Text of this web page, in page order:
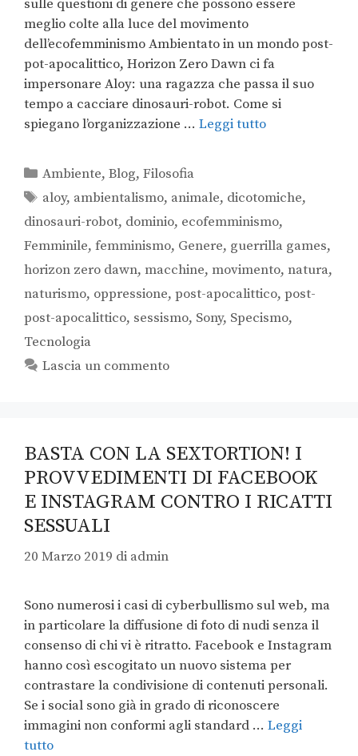
sulle questioni di genere che possono essere
meglio colte alla luce del movimento
dell’ecofemminismo Ambientato in un mondo post-
pot-apocalittico, Horizon Zero Dawn ci fa
impersonare Aloy: una ragazza che passa il suo
tempo a cacciare dinosauri-robot. Come si
spiegano l’organizzazione … Leggi tutto
Ambiente,Blog,Filosofia
aloy, ambientalismo, animale, dicotomiche,
dinosauri-robot, dominio, ecofemminismo,
Femminile, femminismo, Genere, guerrilla games,
horizon zero dawn, macchine, movimento, natura,
naturismo, oppressione, post-apocalittico, post-
post-apocalittico, sessismo, Sony, Specismo,
Tecnologia
Lascia un commento
BASTA CON LA SEXTORTION! I
PROVVEDIMENTI DI FACEBOOK
E INSTAGRAM CONTRO I RICATTI
SESSUALI
20 Marzo 2019 di admin
Sono numerosi i casi di cyberbullismo sul web, ma
in particolare la diffusione di foto di nudi senza il
consenso di chi vi è ritratto. Facebook e Instagram
hanno così escogitato un nuovo sistema per
contrastare la condivisione di contenuti personali.
Se i social sono già in grado di riconoscere
immagini non conformi agli standard … Leggi
tutto